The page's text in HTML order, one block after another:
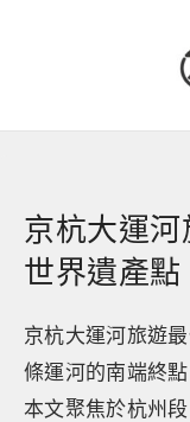
京杭大運
世界遺產點
京杭大運河旅遊
條運河的南端終
本文聚焦於杭州